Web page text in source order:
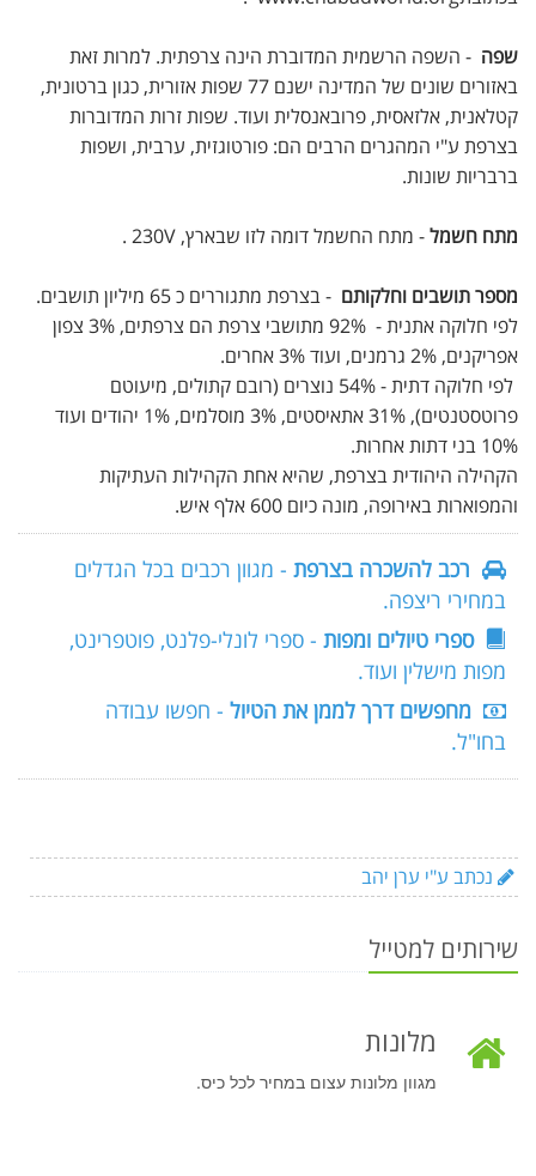
שפה - השפה הרשמית המדוברת הינה צרפתית. למרות זאת
באזורים שונים של המדינה ישנם 77 שפות אזורית, כגון ברטונית,
קטלאנית, אלזאסית, פרובאנסלית ועוד. שפות זרות המדוברות
בצרפת ע"י המהגרים הרבים הם: פורטוגזית, ערבית, ושפות
ברבריות שונות.
מתח חשמל- מתח החשמל דומה לזו שבארץ, 230V .
מספר תושבים וחלקותם - בצרפת מתגוררים כ 65 מיליון תושבים.
לפי חלוקה אתנית - 92% מתושבי צרפת הם צרפתים, 3% צפון
אפריקנים, 2% גרמנים, ועוד 3% אחרים.
לפי חלוקה דתית - 54% נוצרים (רובם קתולים, מיעוטם
פרוטסטנטים), 31% אתאיסטים, 3% מוסלמים, 1% יהודים ועוד
10% בני דתות אחרות.
הקהילה היהודית בצרפת, שהיא אחת הקהילות העתיקות
והמפוארות באירופה, מונה כיום 600 אלף איש.
רכב להשכרה בצרפת - מגוון רכבים בכל הגדלים
במחירי ריצפה.
ספרי טיולים ומפות - ספרי לונלי-פלנט, פוטפרינט,
מפות מישלין ועוד.
מחפשים דרך לממן את הטיול - חפשו עבודה
בחו"ל.
נכתב ע"י ערן יהב
שירותים למטייל
מלונות
מגוון מלונות עצום במחיר לכל כיס.